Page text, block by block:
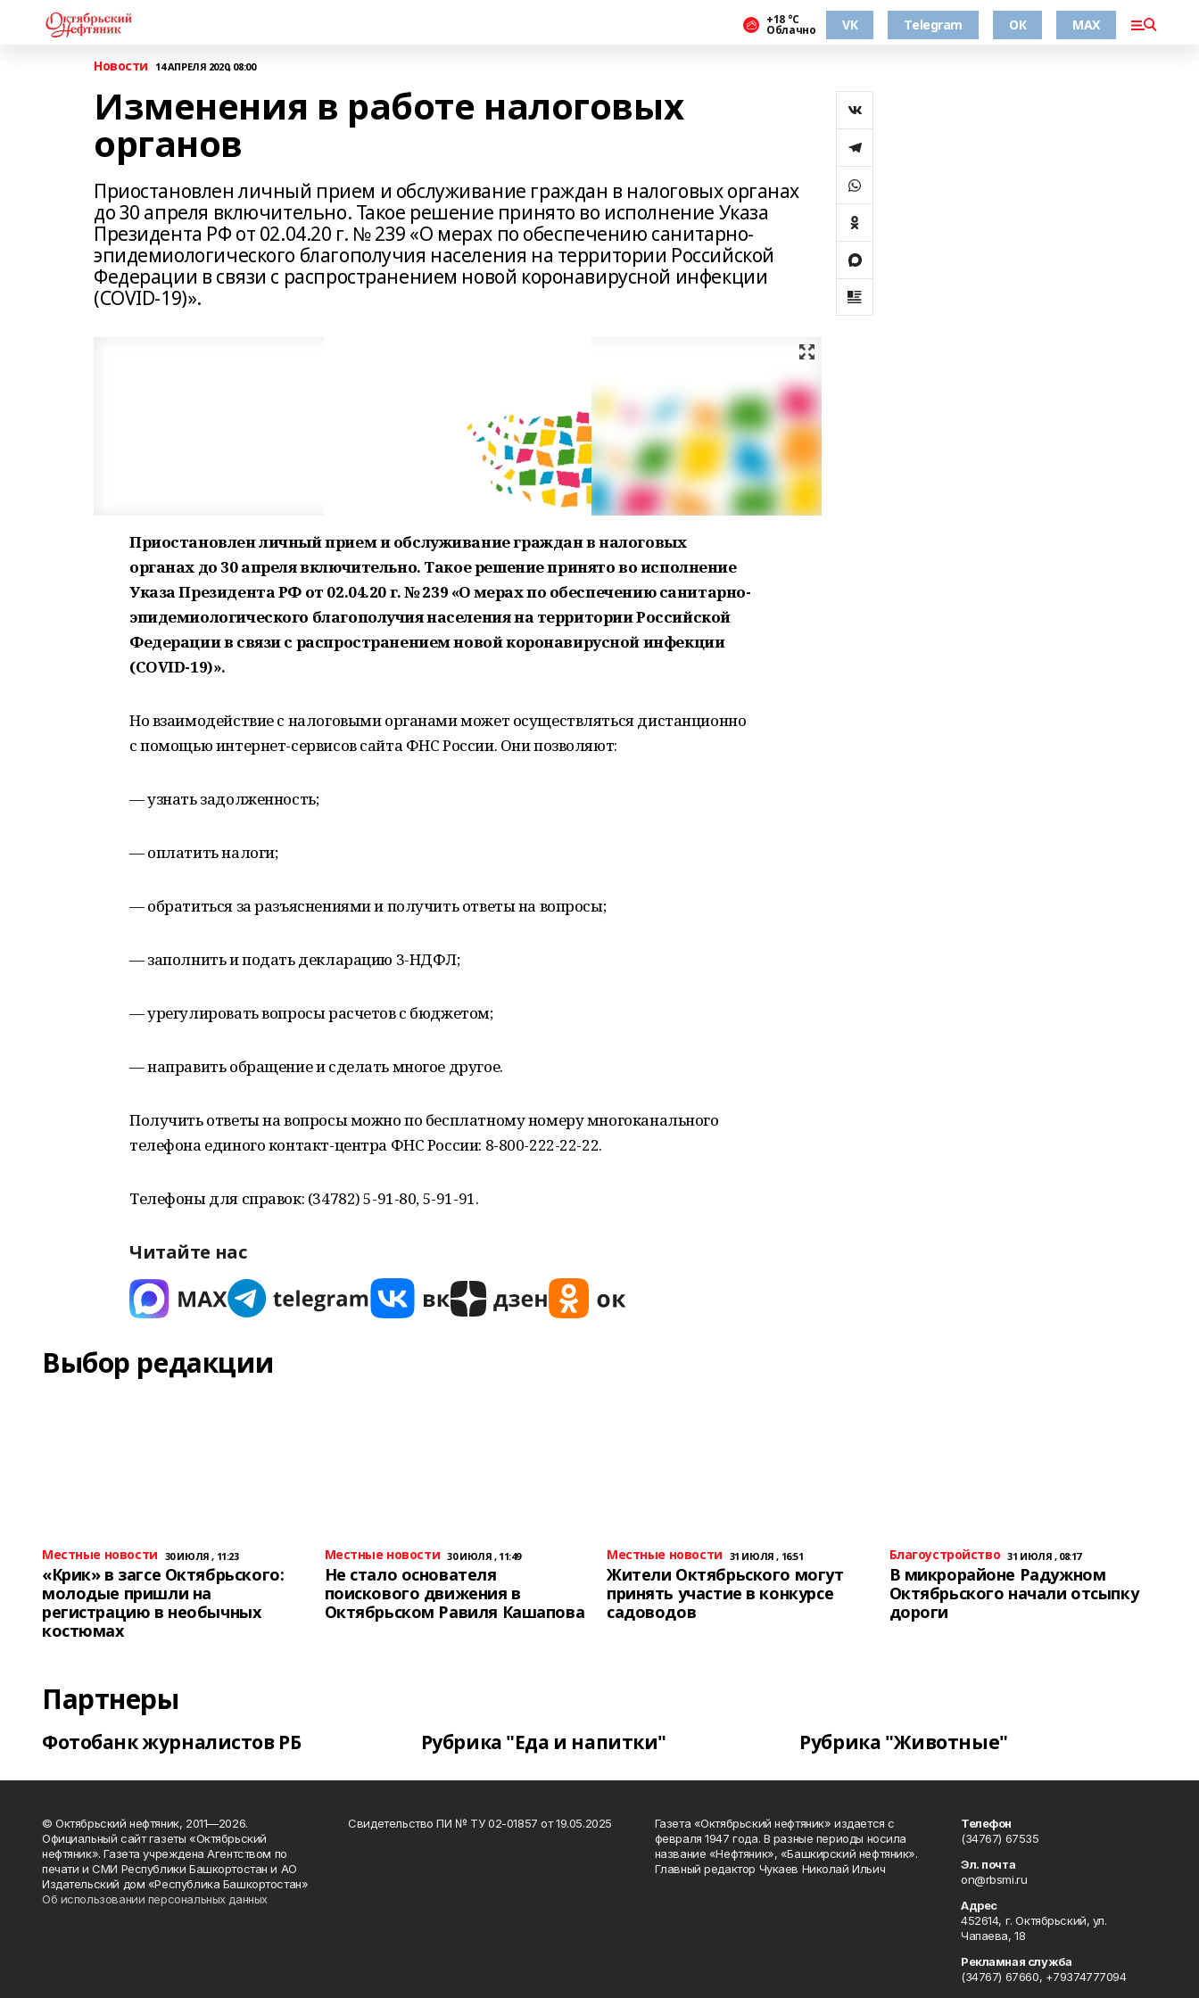
+18 °С
Облачно VK Telegram ОК MAX
Новости 14 АПРЕЛЯ 2020, 08:00
Изменения в работе налоговых
органов
Приостановлен личный прием и обслуживание граждан в налоговых органах
до 30 апреля включительно. Такое решение принято во исполнение Указа
Президента РФ от 02.04.20 г. № 239 «О мерах по обеспечению санитарно-
эпидемиологического благополучия населения на территории Российской
Федерации в связи с распространением новой коронавирусной инфекции
(COVID-19)».
Приостановлен личный прием и обслуживание граждан в налоговых
органах до 30 апреля включительно. Такое решение принято во исполнение
Указа Президента РФ от 02.04.20 г. № 239 «О мерах по обеспечению санитарно-
эпидемиологического благополучия населения на территории Российской
Федерации в связи с распространением новой коронавирусной инфекции
(COVID-19)».
Но взаимодействие с налоговыми органами может осуществляться дистанционно
с помощью интернет-сервисов сайта ФНС России. Они позволяют:
— узнать задолженность;
— оплатить налоги;
— обратиться за разъяснениями и получить ответы на вопросы;
— заполнить и подать декларацию 3-НДФЛ;
— урегулировать вопросы расчетов с бюджетом;
— направить обращение и сделать многое другое.
Получить ответы на вопросы можно по бесплатному номеру многоканального
телефона единого контакт-центра ФНС России: 8-800-222-22-22.
Телефоны для справок: (34782) 5-91-80, 5-91-91.
Читайте нас
Выбор редакции
Местные новости 30 ИЮЛЯ , 11:23
«Крик» в загсе Октябрьского:
молодые пришли на
регистрацию в необычных
костюмах
Местные новости 30 ИЮЛЯ , 11:49
Не стало основателя
поискового движения в
Октябрьском Равиля Кашапова
Местные новости 31 ИЮЛЯ , 16:51
Жители Октябрьского могут
принять участие в конкурсе
садоводов
Благоустройство 31 ИЮЛЯ , 08:17
В микрорайоне Радужном
Октябрьского начали отсыпку
дороги
Партнеры
Фотобанк журналистов РБ Рубрика "Еда и напитки" Рубрика "Животные"
© Октябрьский нефтяник, 2011—2026.
Официальный сайт газеты «Октябрьский
нефтяник». Газета учреждена Агентством по
печати и СМИ Республики Башкортостан и АО
Издательский дом «Республика Башкортостан»
Об использовании персональных данных
Свидетельство ПИ № ТУ 02-01857 от 19.05.2025
Газета «Октябрьский нефтяник» издается с
февраля 1947 года. В разные периоды носила
название «Нефтяник», «Башкирский нефтяник».
Главный редактор Чукаев Николай Ильич
Телефон
(34767) 67535
Эл. почта
on@rbsmi.ru
Адрес
452614, г. Октябрьский, ул.
Чапаева, 18
Рекламная служба
(34767) 67660, +79374777094